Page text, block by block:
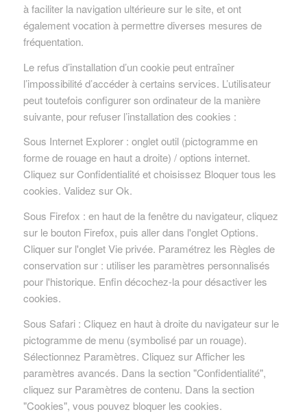
à faciliter la navigation ultérieure sur le site, et ont
également vocation à permettre diverses mesures de
fréquentation.
Le refus d’installation d’un cookie peut entraîner
l’impossibilité d’accéder à certains services. L’utilisateur
peut toutefois configurer son ordinateur de la manière
suivante, pour refuser l’installation des cookies :
Sous Internet Explorer : onglet outil (pictogramme en
forme de rouage en haut a droite) / options internet.
Cliquez sur Confidentialité et choisissez Bloquer tous les
cookies. Validez sur Ok.
Sous Firefox : en haut de la fenêtre du navigateur, cliquez
sur le bouton Firefox, puis aller dans l'onglet Options.
Cliquer sur l'onglet Vie privée. Paramétrez les Règles de
conservation sur : utiliser les paramètres personnalisés
pour l'historique. Enfin décochez-la pour désactiver les
cookies.
Sous Safari : Cliquez en haut à droite du navigateur sur le
pictogramme de menu (symbolisé par un rouage).
Sélectionnez Paramètres. Cliquez sur Afficher les
paramètres avancés. Dans la section "Confidentialité",
cliquez sur Paramètres de contenu. Dans la section
"Cookies", vous pouvez bloquer les cookies.